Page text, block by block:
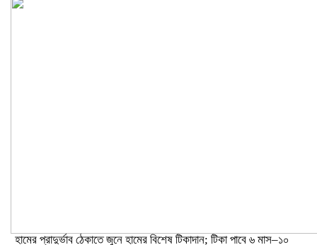
হামের প্রাদুর্ভাব ঠেকাতে জুনে হামের বিশেষ টিকাদান; টিকা পাবে ৬ মাস–১০